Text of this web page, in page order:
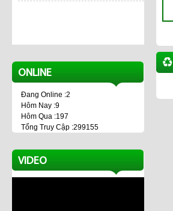
ONLINE
Đang Online :2
Hôm Nay :9
Hôm Qua :197
Tổng Truy Cập :299155
VIDEO